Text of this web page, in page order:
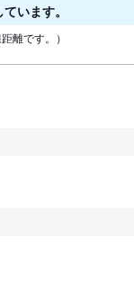
います。
離です。）